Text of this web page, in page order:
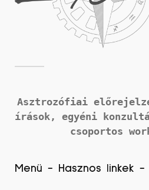
Asztrozófiai
írások,
csoportos
Menü - Hasznos linkek -